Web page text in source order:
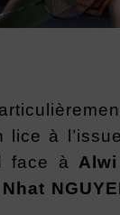
lice à
face à Alwi
Nhat